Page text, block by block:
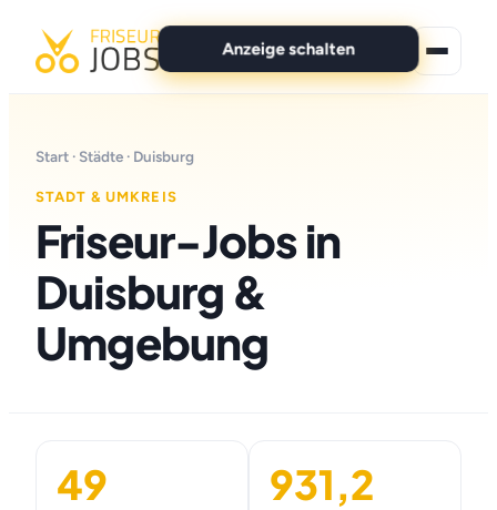
Anzeige schalten
Für Bewerber
Marken
News
Start · Städte · Duisburg
STADT & UMKREIS
Friseur-Jobs in
Duisburg &
Umgebung
49 931,2